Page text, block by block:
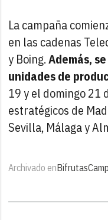
La campaña
en las cadenas
y Boing.Además,
unidades de
19 y el domingo 21
estratégicos de
Sevilla, Málaga y
Archivado enBifrutas